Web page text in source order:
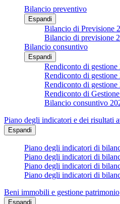
Bilancio preventivo
Espandi
Bilancio di Previsione
Bilancio di previsione
Bilancio consuntivo
Espandi
Rendiconto di gestione
Rendiconto di gestione
Rendiconto di gestione
Rendiconto di
Bilancio consuntivo
Piano degli indicatori e dei risultati
Espandi
Piano degli indicatori di
Piano degli indicatori di
Piano degli indicatori di
Piano degli indicatori di
Beni immobili e gestione patrimonio
Espandi